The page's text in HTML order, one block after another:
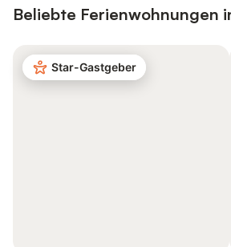
Beliebte Ferienwohnungen
Star-Gastgeber